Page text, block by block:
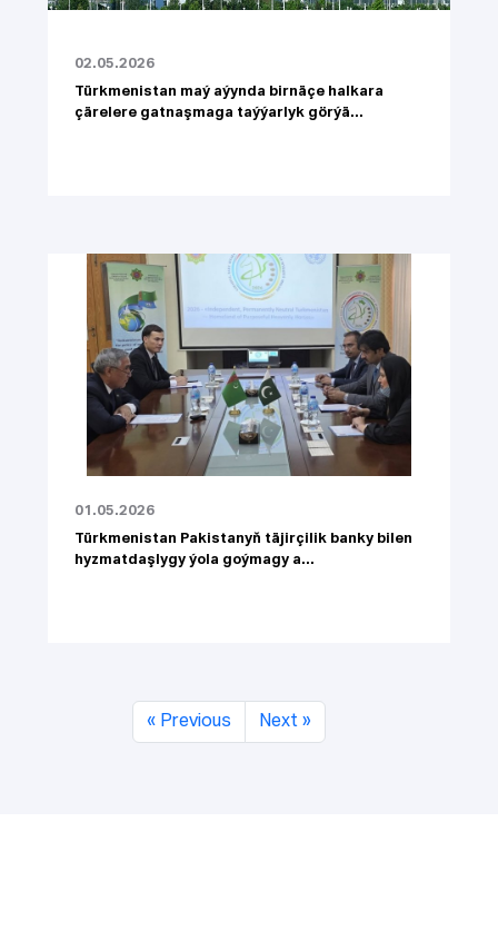
02.05.2026
Türkmenistan maý aýynda birnäçe halkara
çärelere gatnaşmaga taýýarlyk görýä...
01.05.2026
Türkmenistan Pakistanyň täjirçilik banky bilen
hyzmatdaşlygy ýola goýmagy a...
« Previous Next »